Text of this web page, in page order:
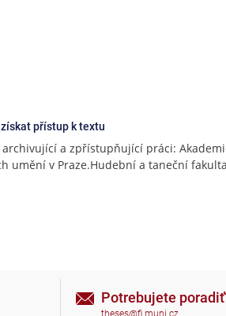
přístup k textu
a zpřístupňující práci:
umění v Praze.Hudební a taneční
Potrebujete